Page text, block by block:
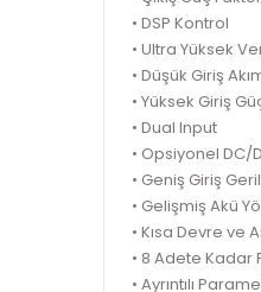
• DSP Kontrol
• Ultra Yüksek
• Düşük Giriş
• Yüksek Giriş
• Dual Input
• Opsiyonel
• Geniş Giriş
• Gelişmiş Akü
• Kısa Devre ve
• 8 Adete
• Ayrıntılı